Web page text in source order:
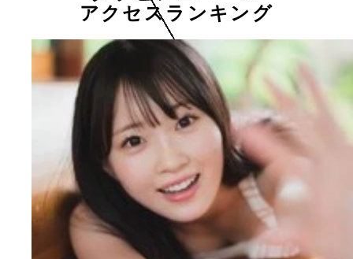
アクセスランキング